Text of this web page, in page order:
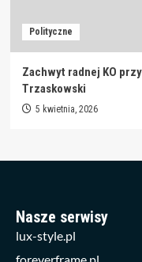
Polityczne
Zachwyt radnej KO
Trzaskowski
5 kwietnia, 2026
Nasze serwisy
lux-style.pl